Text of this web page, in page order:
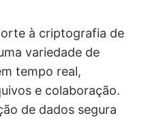
à criptografia de
variedade de
tempo real,
e colaboração.
de dados segura